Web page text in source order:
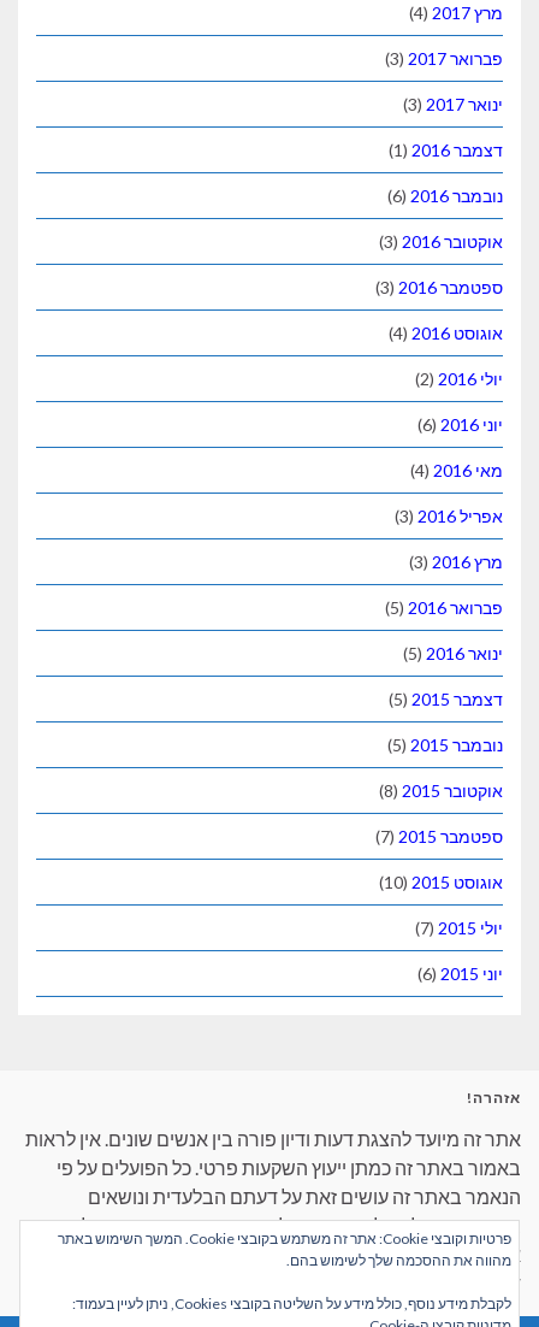
מרץ 2017 (4)
פברואר 2017 (3)
ינואר 2017 (3)
דצמבר 2016 (1)
נובמבר 2016 (6)
אוקטובר 2016 (3)
ספטמבר 2016 (3)
אוגוסט 2016 (4)
יולי 2016 (2)
יוני 2016 (6)
מאי 2016 (4)
אפריל 2016 (3)
מרץ 2016 (3)
פברואר 2016 (5)
ינואר 2016 (5)
דצמבר 2015 (5)
נובמבר 2015 (5)
אוקטובר 2015 (8)
ספטמבר 2015 (7)
אוגוסט 2015 (10)
יולי 2015 (7)
יוני 2015 (6)
אזהרה!
אתר זה מיועד להצגת דעות ודיון פורה בין אנשים שונים. אין לראות
באמור באתר זה כמתן ייעוץ השקעות פרטי. כל הפועלים על פי
הנאמר באתר זה עושים זאת על דעתם הבלעדית ונושאים
באחריות המלאה למעשיהם. כל קוראי האתר מתבקשים לאמת
את הדברים הנאמרים בעצמם ולא לסמוך על שום דבר שנאמר על
דפי האינטרנט בצורה עיוורת.
פרטיות וקובצי Cookie: אתר זה משתמש בקובצי Cookie. המשך השימוש באתר
מהווה את ההסכמה שלך לשימוש בהם.
לקבלת מידע נוסף, כולל מידע על השליטה בקובצי Cookies, ניתן לעיין בעמוד: